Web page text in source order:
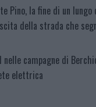
Pino, la fine di un
della strada che
nelle campagne di
elettrica